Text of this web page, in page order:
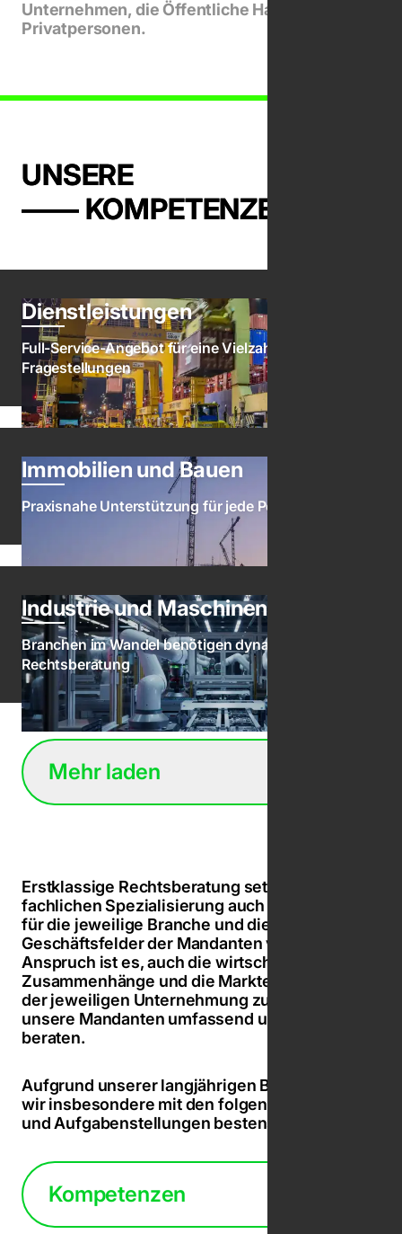
Unternehmen, die Öffentliche Hand und
Privatpersonen.
UNSERE
—— KOMPETENZEN
Dienstleistungen
Full-Service-Angebot für eine Vielzahl von
Fragestellungen
Immobilien und Bauen
Praxisnahe Unterstützung für jede Perspektive
Industrie und Maschinenbau
Branchen im Wandel benötigen dynamische
Rechtsberatung
Mehr laden
Erstklassige Rechtsberatung setzt neben der
fachlichen Spezialisierung auch Verständnis
für die jeweilige Branche und die
Geschäftsfelder der Mandanten voraus. Unser
Anspruch ist es, auch die wirtschaftlichen
Zusammenhänge und die Markterfordernisse
der jeweiligen Unternehmung zu begreifen, um
unsere Mandanten umfassend und optimal zu
beraten.
Aufgrund unserer langjährigen Beratung sind
wir insbesondere mit den folgenden Bereichen
und Aufgabenstellungen bestens vertraut:
Kompetenzen